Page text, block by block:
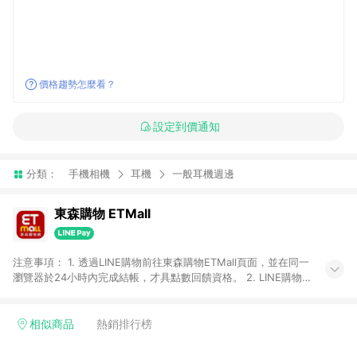
價格趨勢怎麼看？
設定到價通知
分類： 手機相機 耳機 一般耳機週邊
東森購物 ETMall
注意事項： 1. 透過LINE購物前往東森購物ETMall頁面，並在同一
瀏覽器於24小時內完成結帳，才具點數回饋資格。 2. LINE購物
單，皆不在點數回饋範圍內。 3. 如購買以下類別商品，將無法獲
相似商品 熱銷排行榜